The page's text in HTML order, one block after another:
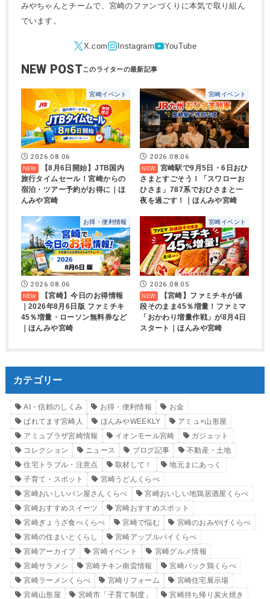
みやちゃんとチームで、宮崎のファンづくりに本気で取り組ん
でいます。
NEW POST
宮崎イベント
2026.08.06
【8月6日開始】JTB国内
旅行タイムセール！宮崎からの
宿泊・ツアー予約がお得に｜ほ
んみや宮崎
宮崎イベント
2026.08.06
宮崎駅で9月5日・6日おひ
さまとすごそう！「スワローお
ひさま」787系でおひさまと一
夜を過ごす！｜ほんみや宮崎
お得・便利情報
2026.08.06
【宮崎】今日のお得情報
｜2026年8月6日版 ファミチキ
45％増量・ローソン無料券など
｜ほんみや宮崎
宮崎イベント
2026.08.05
【宮崎】ファミチキが値
段そのまま45％増量！ファミマ
「おかわり増量作戦」が8月4日
スタート｜ほんみや宮崎
カテゴリー
AI・信頼のしくみ お得・便利情報
お金
ばれてます宮崎人
ほんみやWEEKLY
アミュ×山形屋
アミュプラザ宮崎情報
イオンモール宮崎
ガジェット
コレクション
ニュース ブログ記事
不動産・土地
住宅トラブル・注意点
取材して！
地元まにあっく
子育て・スポット
宮崎うどんくらべ
宮崎おいしいパン屋さんくらべ
宮崎おいしい地鶏居酒屋くらべ
宮崎おすすめスイーツ
宮崎おすすめスポット
宮崎ぎょうざ食べくらべ
宮崎で悩む
宮崎のおみやげくらべ
宮崎の住まいとくらし
宮崎アップルパイくらべ
宮崎アーカイブ
宮崎イベント
宮崎グルメ情報
宮崎サラメシ
宮崎チキン南蛮情報
宮崎パック鶏くらべ
宮崎ラーメンくらべ
宮崎リフォーム
宮崎住宅展示場
宮崎山形屋
宮崎市「子育て制度」 宮崎持ち帰り炭火焼き